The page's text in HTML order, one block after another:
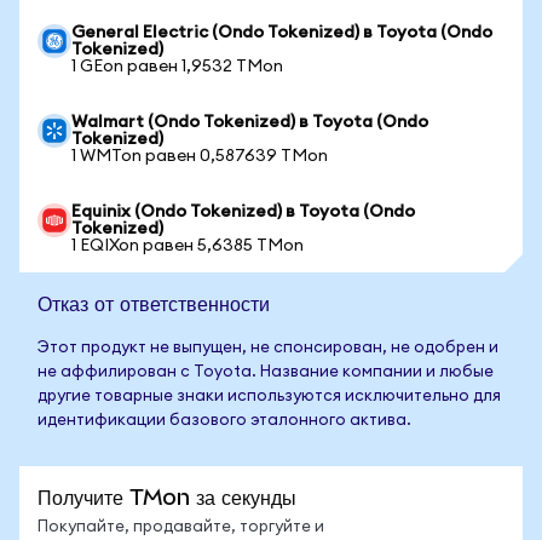
General Electric (Ondo Tokenized) в Toyota (Ondo
Tokenized)
1 GEon равен 1,9532 TMon
Walmart (Ondo Tokenized) в Toyota (Ondo
Tokenized)
1 WMTon равен 0,587639 TMon
Equinix (Ondo Tokenized) в Toyota (Ondo
Tokenized)
1 EQIXon равен 5,6385 TMon
Отказ от ответственности
Этот продукт не выпущен, не спонсирован, не одобрен и
не аффилирован с Toyota. Название компании и любые
другие товарные знаки используются исключительно для
идентификации базового эталонного актива.
Получите TMon за секунды
Покупайте, продавайте, торгуйте и